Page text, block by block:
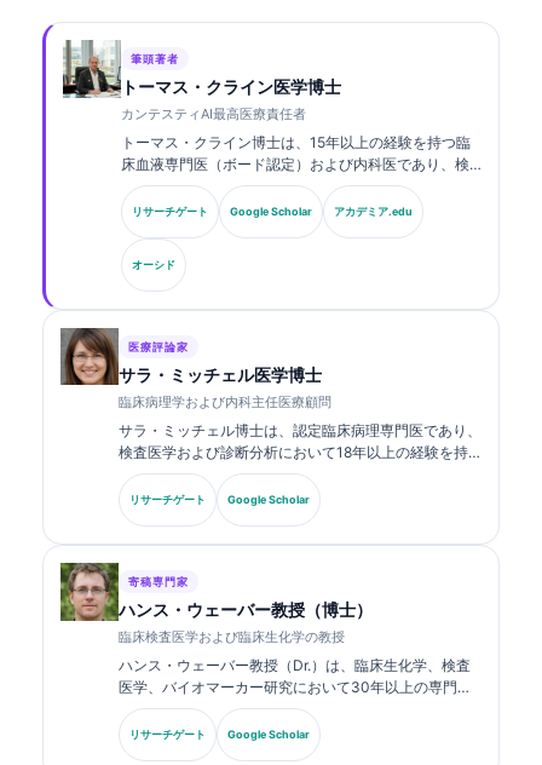
筆頭著者
トーマス・クライン医学博士
カンテスティAI最高医療責任者
トーマス・クライン博士は、15年以上の経験を持つ臨
床血液専門医（ボード認定）および内科医であり、検
査医学およびAI支援による臨床解析に関する豊富な経
験を有しています。Kantesti AIにおける最高医療責任
者（CMO）として、同社の独自のニューラルネットワ
ークの医療的正確性に関する臨床的監督を行っていま
す。クライン博士は、バイオマーカーの解釈および検
査医学に関する研究・論文を幅広く発表しています。.
リサーチゲート Google Scholar アカデミア.edu
オーシド
医療評論家
サラ・ミッチェル医学博士
臨床病理学および内科主任医療顧問
サラ・ミッチェル博士は、認定臨床病理専門医であり、
検査医学および診断分析において18年以上の経験を持
ちます。臨床化学の専門資格を有し、臨床現場における
バイオマーカーパネルおよび検査分析について、幅広く
発表しています。.
リサーチゲート Google Scholar
寄稿専門家
ハンス・ウェーバー教授（博士）
臨床検査医学および臨床生化学の教授
ハンス・ウェーバー教授（Dr.）は、臨床生化学、検査
医学、バイオマーカー研究において30年以上の専門知
識を持ちます。ドイツ臨床化学会の元会長であり、診断
パネル解析、バイオマーカーの標準化、AI支援による検
査医学を専門としています。.
リサーチゲート Google Scholar